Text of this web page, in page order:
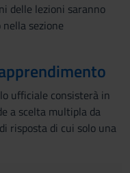
delle lezioni saranno
sezione
ufficiale consisterà in
a scelta multipla da
risposta di cui solo una